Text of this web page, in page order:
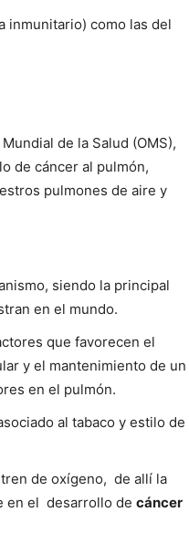
inmunitario) como las del
de la Salud (OMS),
de cáncer al pulmón,
pulmones de aire y
siendo la principal
en el mundo.
que favorecen el
y el mantenimiento de un
en el pulmón.
al tabaco y estilo de
de oxígeno, de allí la
en el desarrollo de cáncer